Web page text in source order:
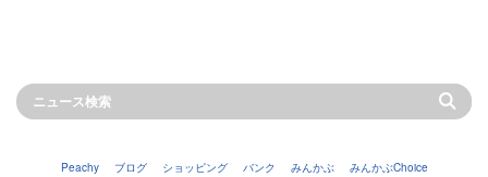
Peachy ブログ ショッピング バンク みんかぶ
みんかぶChoice